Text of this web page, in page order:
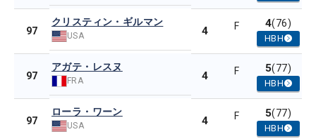
97
クリスティン・ギルマン
USA 4 F 4(76)
HBH
97
アガテ・レスヌ
FRA 4 F 5(77)
HBH
97
ローラ・ワーン
USA 4 F 5(77)
HBH